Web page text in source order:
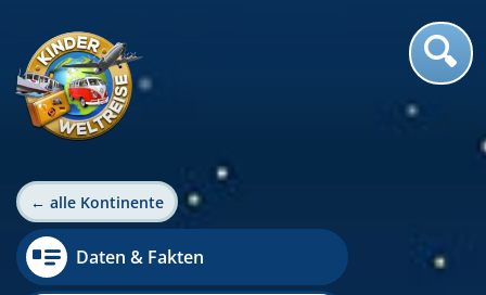
← alle Kontinente
Daten & Fakten